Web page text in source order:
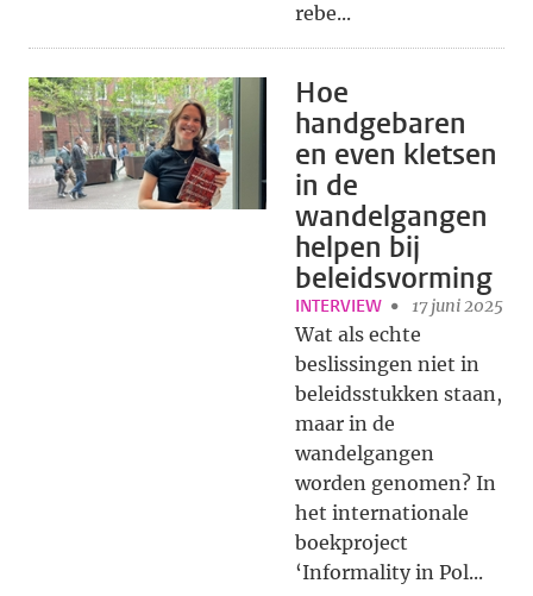
rebe...
Hoe
handgebaren
en even kletsen
in de
wandelgangen
helpen bij
beleidsvorming
INTERVIEW 17 juni 2025
Wat als echte
beslissingen niet in
beleidsstukken staan,
maar in de
wandelgangen
worden genomen? In
het internationale
boekproject
‘Informality in Pol...